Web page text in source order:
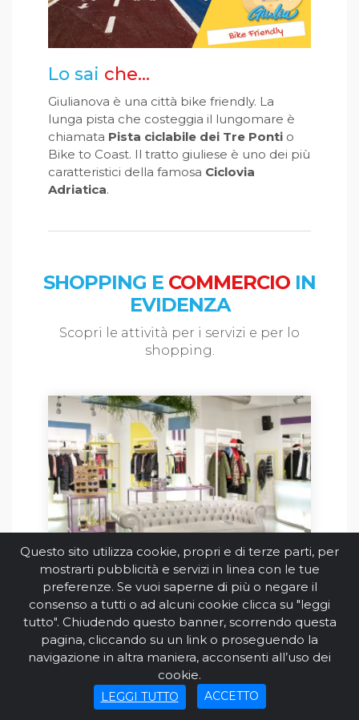
Lo sai che...
Giulianova è una città bike friendly. La
lunga pista che costeggia il lungomare è
chiamata Pista ciclabile dei Tre Ponti o
Bike to Coast. Il tratto giuliese è uno dei più
caratteristici della famosa Ciclovia
Adriatica.
SHOPPING E COMMERCIO IN
EVIDENZA
Scopri le attività per i servizi e per lo
shopping.
ZETA ABBIGLIAMENTO
ABBIGLIAMENTO E SPORT
Questo sito utilizza cookie, propri e di terze parti, per
mostrarti pubblicità e servizi in linea con le tue
preferenze. Se vuoi saperne di più o negare il
consenso a tutti o ad alcuni cookie clicca su "leggi
tutto". Chiudendo questo banner, scorrendo questa
pagina, cliccando su un link o proseguendo la
navigazione in altra maniera, acconsenti all’uso dei
cookie.
LEGGI TUTTO ACCETTO